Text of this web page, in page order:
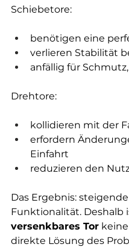
Schiebetore:
benötigen eine
verlieren Stabilität
anfällig für
Drehtore:
kollidieren mit der
erfordern
Einfahrt
reduzieren den
Das Ergebnis:
Funktionalität. Deshalb
versenkbares Tor
direkte Lösung des